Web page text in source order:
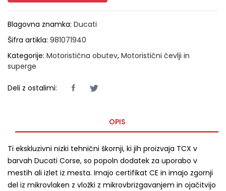
Blagovna znamka: Ducati
Šifra artikla: 981071940
Kategorije: Motoristična obutev, Motoristični čevlji in
superge
Deli z ostalimi:
OPIS
Ti ekskluzivni nizki tehnični škornji, ki jih proizvaja TCX v
barvah Ducati Corse, so popoln dodatek za uporabo v
mestih ali izlet iz mesta. Imajo certifikat CE in imajo zgornji
del iz mikrovlaken z vložki z mikrovbrizgavanjem in ojačitvijo